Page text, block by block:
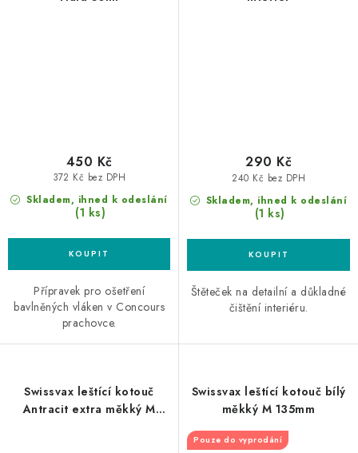
Skladem, ihned k odeslání
(1 ks)
372 Kč bez DPH
450 Kč
Přípravek pro ošetření
bavlněných vláken v Concours
prachovce.
Skladem, ihned k odeslání
(1 ks)
240 Kč bez DPH
290 Kč
Štěteček na detailní a důkladné
čištění interiéru.
Swissvax leštící kotouč
Antracit extra měkký M
Swissvax leštící kotouč bílý
měkký M 135mm
Pouze do vyprodání